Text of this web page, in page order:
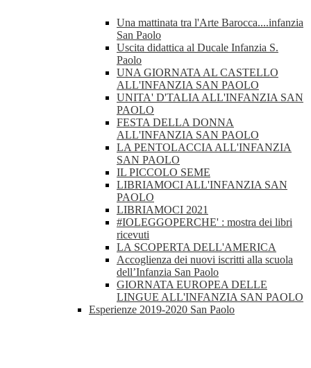
Una mattinata tra l'Arte Barocca....infanzia
San Paolo
Uscita didattica al Ducale Infanzia S.
Paolo
UNA GIORNATA AL CASTELLO
ALL'INFANZIA SAN PAOLO
UNITA' D'TALIA ALL'INFANZIA SAN
PAOLO
FESTA DELLA DONNA
ALL'INFANZIA SAN PAOLO
LA PENTOLACCIA ALL'INFANZIA
SAN PAOLO
IL PICCOLO SEME
LIBRIAMOCI ALL'INFANZIA SAN
PAOLO
LIBRIAMOCI 2021
#IOLEGGOPERCHE' : mostra dei libri
ricevuti
LA SCOPERTA DELL'AMERICA
Accoglienza dei nuovi iscritti alla scuola
dell’Infanzia San Paolo
GIORNATA EUROPEA DELLE
LINGUE ALL'INFANZIA SAN PAOLO
Esperienze 2019-2020 San Paolo